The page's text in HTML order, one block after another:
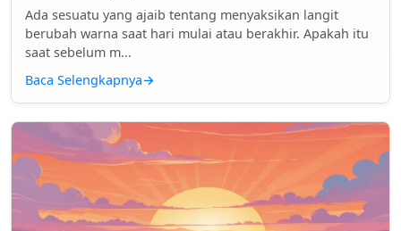
Ada sesuatu yang ajaib tentang menyaksikan langit
berubah warna saat hari mulai atau berakhir. Apakah itu
saat sebelum m...
Baca Selengkapnya→